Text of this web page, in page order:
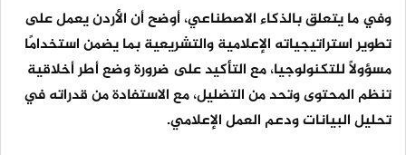
وفي ما يتعلق بالذكاء الاصطناعي، أوضح أن الأردن يعمل على
تطوير استراتيجياته الإعلامية والتشريعية بما يضمن استخدامًا
مسؤولًا للتكنولوجيا، مع التأكيد على ضرورة وضع أطر أخلاقية
تنظم المحتوى وتحد من التضليل، مع الاستفادة من قدراته في
تحليل البيانات ودعم العمل الإعلامي.